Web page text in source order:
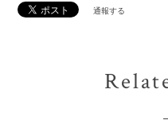
通報する